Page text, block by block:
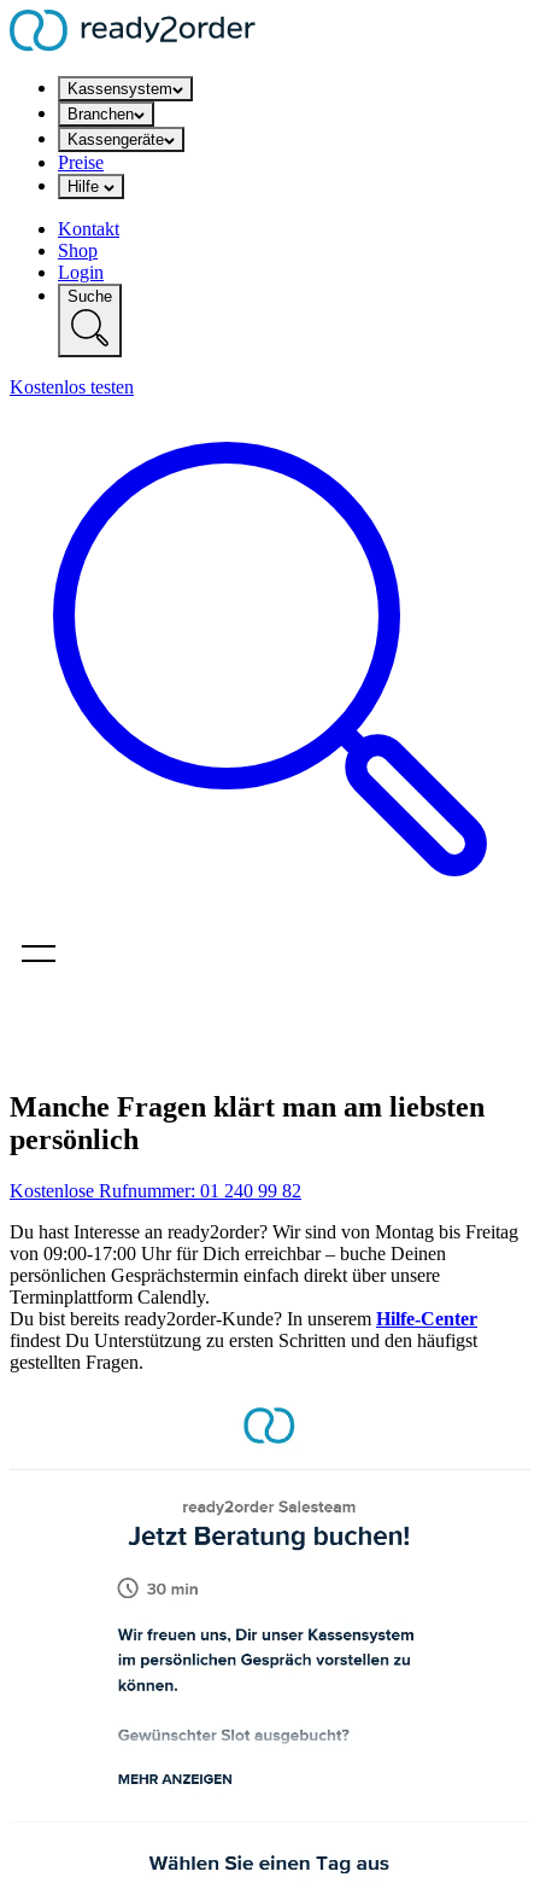
Kassensystem
Branchen
Kassengeräte
Preise
Hilfe
Kontakt
Shop
Login
Suche
Kostenlos testen
Manche Fragen klärt man am liebsten
persönlich
Kostenlose Rufnummer: 01 240 99 82
Du hast Interesse an ready2order? Wir sind von Montag bis Freitag
von 09:00-17:00 Uhr für Dich erreichbar – buche Deinen
persönlichen Gesprächstermin einfach direkt über unsere
Terminplattform Calendly.
Du bist bereits ready2order-Kunde? In unserem Hilfe-Center
findest Du Unterstützung zu ersten Schritten und den häufigst
gestellten Fragen.